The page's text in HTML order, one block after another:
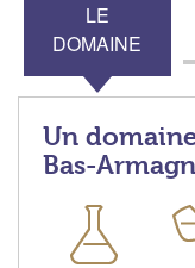
LE
DOMAINE
Un
Bas-